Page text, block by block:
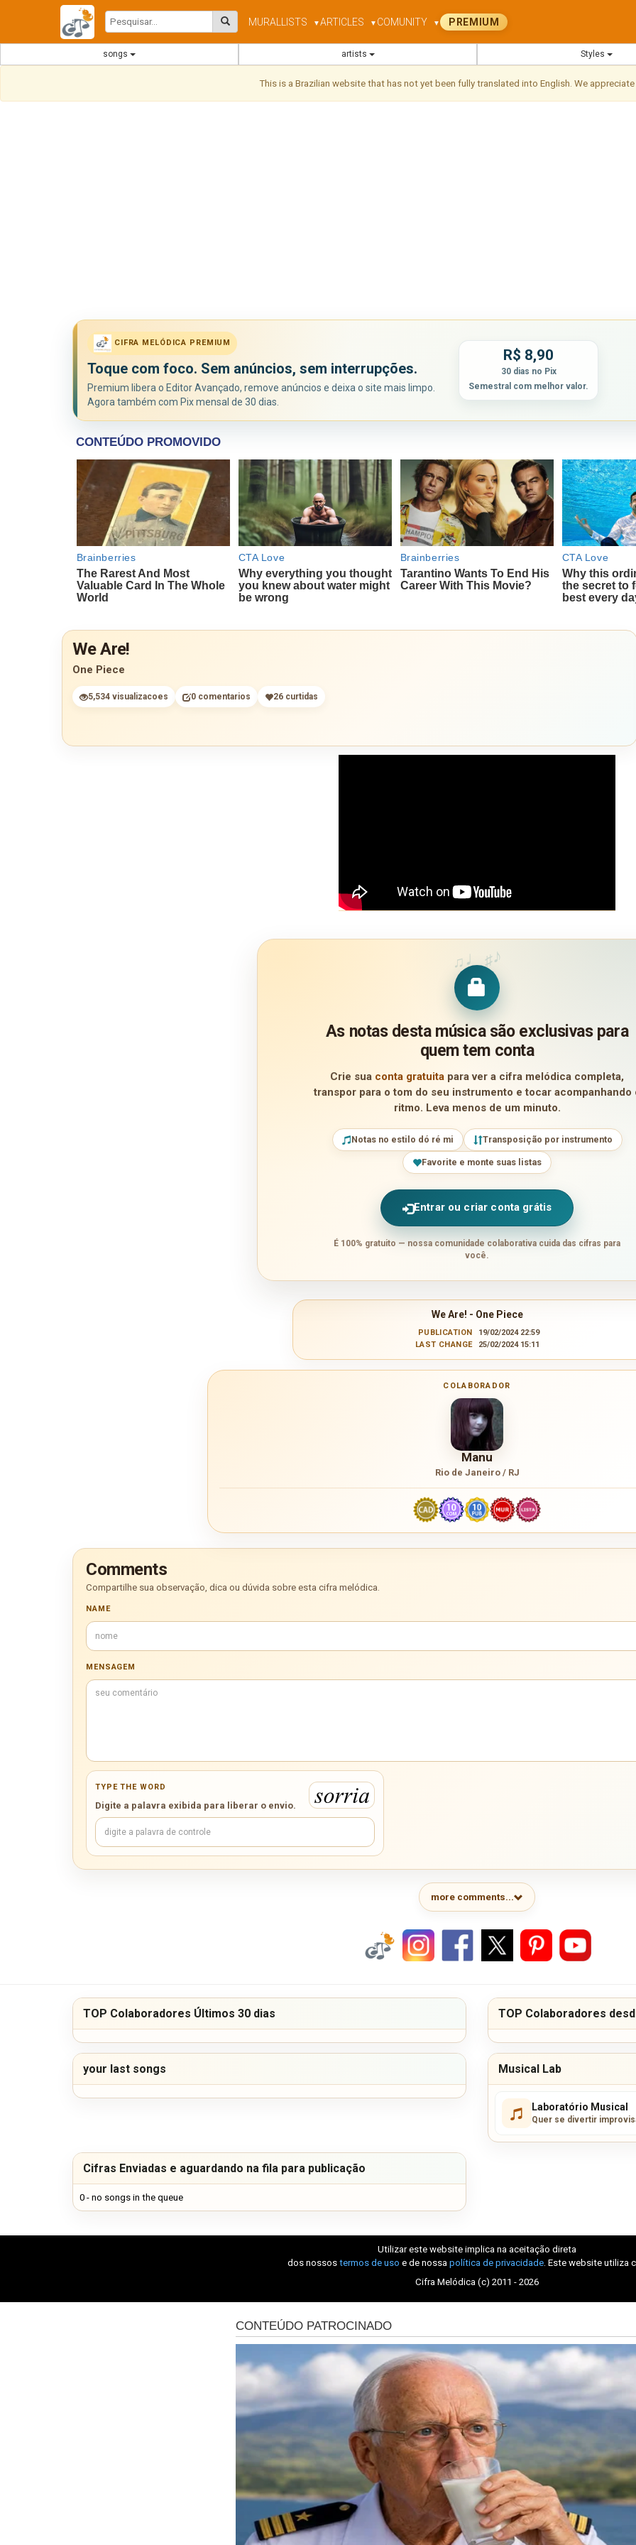
MURAL LISTS ▼ARTICLES ▼ COMUNITY ▼ PREMIUM
songs artists Styles
This is a Brazilian website that has not yet been fully translated into English. We
CIFRA MELÓDICA PREMIUM
Toque com foco. Sem anúncios, sem interrupções.
Premium libera o Editor Avançado, remove anúncios e deixa o site mais limpo.
Agora também com Pix mensal de 30 dias.
R$ 8,90
30 dias no Pix
Semestral com melhor valor.
We Are!
One Piece
5,534 visualizacoes 0 comentarios 26 curtidas
♫ ♩ ♯♪
As notas desta música são exclusivas para
quem tem conta
Crie sua conta gratuita para ver a cifra melódica completa,
transpor para o tom do seu instrumento e tocar acompanhando
ritmo. Leva menos de um minuto.
Notas no estilo dó ré mi Transposição por instrumento
Favorite e monte suas listas
Entrar ou criar conta grátis
É 100% gratuito — nossa comunidade colaborativa cuida das cifras para
você.
We Are! - One Piece
PUBLICATION
19/02/2024 22:59
LAST CHANGE
25/02/2024 15:11
COLABORADOR
Manu
Rio de Janeiro / RJ
Comments
Compartilhe sua observação, dica ou dúvida sobre esta cifra melódica.
NAME
MENSAGEM
TYPE THE WORD
Digite a palavra exibida para liberar o envio.
more comments...
TOP Colaboradores Últimos 30 dias TOP Colaboradores
your last songs Musical Lab
Laboratório Musical
Quer se divertir
Cifras Enviadas e aguardando na fila para publicação
0 - no songs in the queue
Utilizar este website implica na aceitação direta
dos nossos termos de uso e de nossa política de privacidade . Este website utiliza
Cifra Melódica (c) 2011 - 2026